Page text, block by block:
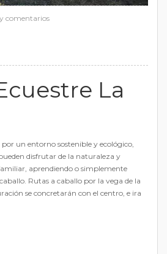
comentarios
La
un entorno sostenible y ecológico,
disfrutar de la naturaleza y
aprendiendo o simplemente
Rutas a caballo por la vega de la
se concretarán con el centro, e ira